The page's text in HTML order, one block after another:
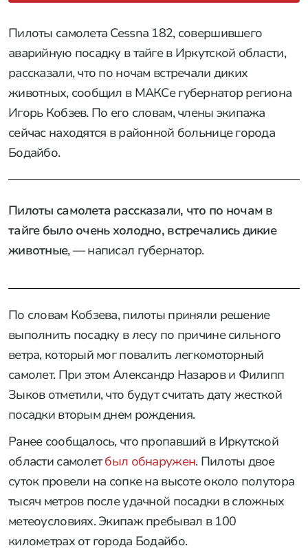
Пилоты самолета Cessna 182, совершившего
аварийную посадку в тайге в Иркутской области,
рассказали, что по ночам встречали диких
животных, сообщил в МАКСе губернатор региона
Игорь Кобзев. По его словам, члены экипажа
сейчас находятся в районной больнице города
Бодайбо.
Пилоты самолета рассказали, что по ночам в
тайге было очень холодно, встречались дикие
животные, — написал губернатор.
По словам Кобзева, пилоты приняли решение
выполнить посадку в лесу по причине сильного
ветра, который мог повалить легкомоторный
самолет. При этом Александр Назаров и Филипп
Зыков отметили, что будут считать дату жесткой
посадки вторым днем рождения.
Ранее сообщалось, что пропавший в Иркутской
области самолетбыл обнаружен. Пилоты двое
суток провели на сопке на высоте около полутора
тысяч метров после удачной посадки в сложных
метеоусловиях. Экипаж пребывал в 100
километрах от города Бодайбо.